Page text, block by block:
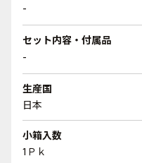
-
セット内容・付属品
-
生産国
日本
小箱入数
1Ｐｋ